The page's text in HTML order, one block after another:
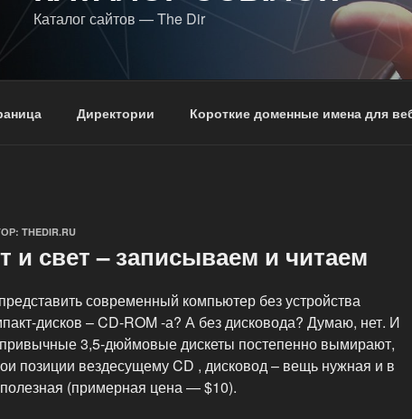
Каталог сайтов — The Dir
Директории Короткие доменные имена для
THEDIR.RU
и свет – записываем и читаем
современный компьютер без устройства
дисков – CD-ROM -а? А без дисковода? Думаю, нет. И
3,5-дюймовые дискеты постепенно вымирают,
позиции вездесущему CD , дисковод – вещь нужная и в
(примерная цена — $10).